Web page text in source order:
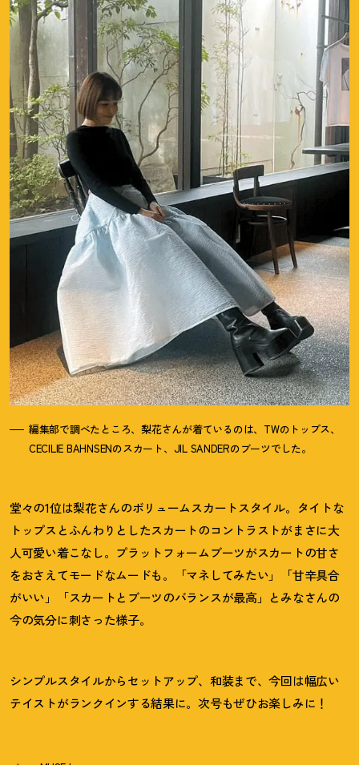
編集部で調べたところ、梨花さんが着ているのは、TWのトップス、
CECILIE BAHNSENのスカート、JIL SANDERのブーツでした。
堂々の1位は梨花さんのボリュームスカートスタイル。タイトな
トップスとふんわりとしたスカートのコントラストがまさに大
人可愛い着こなし。プラットフォームブーツがスカートの甘さ
をおさえてモードなムードも。「マネしてみたい」「甘辛具合
がいい」「スカートとブーツのバランスが最高」とみなさんの
今の気分に刺さった様子。
シンプルスタイルからセットアップ、和装まで、今回は幅広い
テイストがランクインする結果に。次号もぜひお楽しみに ！